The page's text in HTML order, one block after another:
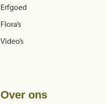
Erfgoed
Flora’s
Video’s
Over ons